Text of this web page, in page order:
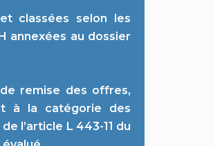
classées selon les
annexées au dossier
remise des offres,
à la catégorie des
l’article L 443-11 du